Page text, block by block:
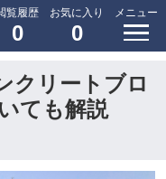
覧履歴
0
お気に入り
0
メニュー
クリートブロ
ても解説